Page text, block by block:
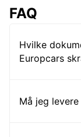
FAQ
Hvilke
Europcars
Må jeg